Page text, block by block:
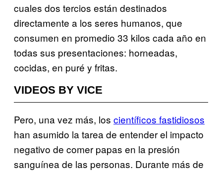
cuales dos tercios están destinados
directamente a los seres humanos, que
consumen en promedio 33 kilos cada año en
todas sus presentaciones: horneadas,
cocidas, en puré y fritas.
VIDEOS BY VICE
Pero, una vez más, los científicos fastidiosos
han asumido la tarea de entender el impacto
negativo de comer papas en la presión
sanguínea de las personas. Durante más de